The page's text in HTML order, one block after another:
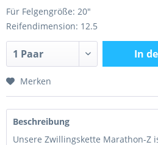
Für Felgengröße: 20"
Reifendimension: 12.5
In
Merken
Beschreibung
Unsere Zwillingskette Marathon-Z